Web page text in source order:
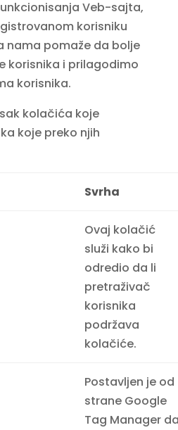
Veb-sajta,
korisniku
nama pomaže da bolje
korisnika i prilagodimo
korisnika.
kolačića koje
koje preko njih
Svrha
Ovaj kolačić
služi kako bi
odredio da li
pretraživač
korisnika
podržava
kolačiće.
Postavljen je od
strane Google
Tag Manager